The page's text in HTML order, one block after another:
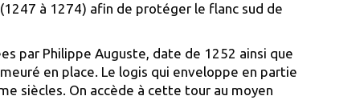
à 1274) afin de protéger le flanc sud de
par Philippe Auguste, date de 1252 ainsi que
en place. Le logis qui enveloppe en partie
siècles. On accède à cette tour au moyen